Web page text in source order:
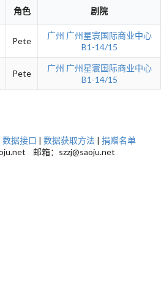
角色 剧院
Pete
广州 广州星寰国际商业中心
B1-14/15
Pete
广州 广州星寰国际商业中心
B1-14/15
数据接口 | 数据获取方法 | 捐赠名单
邮箱：szzj@saoju.net